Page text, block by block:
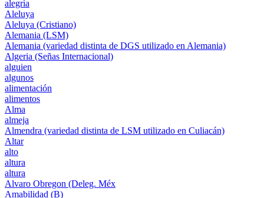
alegría
Aleluya
Aleluya (Cristiano)
Alemania (LSM)
Alemania (variedad distinta de DGS utilizado en Alemania)
Algeria (Señas Internacional)
alguien
algunos
alimentación
alimentos
Alma
almeja
Almendra (variedad distinta de LSM utilizado en Culiacán)
Altar
alto
altura
altura
Alvaro Obregon (Deleg. Méx
Amabilidad (B)